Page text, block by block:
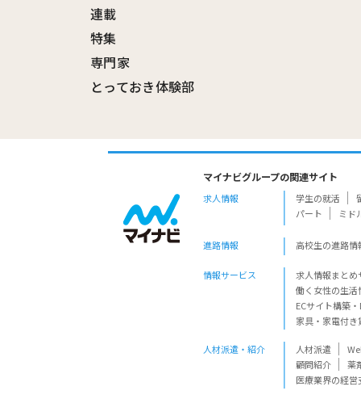
連載
特集
専門家
とっておき体験部
マイナビグループの関連サイト
求人情報 学生の就活
パート
ミド
進路情報 高校生の進路情
情報サービス 求人情報まとめ
働く女性の生活
ECサイト構築
家具・家電付き
人材派遣・紹介 人材派遣
顧問紹介
薬
医療業界の経営